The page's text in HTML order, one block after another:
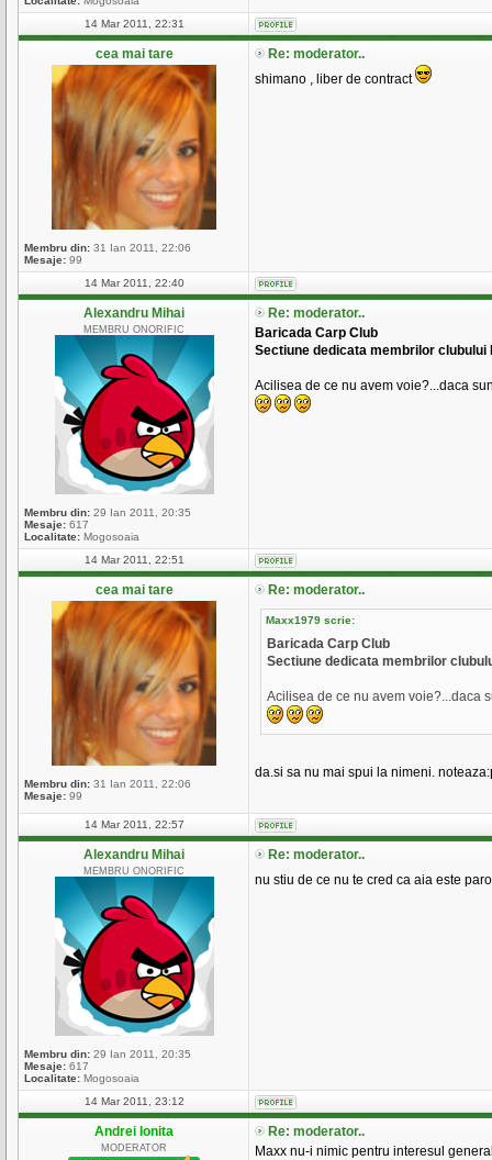
14 Mar 2011, 22:31
cea mai tare
Membru din: 31 Ian 2011, 22:06
Mesaje: 99
Re: moderator..
shimano , liber de contract
14 Mar 2011, 22:40
Alexandru Mihai
MEMBRU ONORIFIC
Membru din: 29 Ian 2011, 20:35
Mesaje: 617
Localitate: Mogosoaia
Re: moderator..
Baricada Carp Club
Sectiune dedicata membrilor clubului
Acilisea de ce nu avem voie?...daca
14 Mar 2011, 22:51
cea mai tare
Membru din: 31 Ian 2011, 22:06
Mesaje: 99
Re: moderator..
Maxx1979 scrie:
Baricada Carp Club
Sectiune dedicata membrilor
Acilisea de ce nu avem voie?...daca
da.si sa nu mai spui la nimeni. noteaza:
14 Mar 2011, 22:57
Alexandru Mihai
MEMBRU ONORIFIC
Membru din: 29 Ian 2011, 20:35
Mesaje: 617
Localitate: Mogosoaia
Re: moderator..
nu stiu de ce nu te cred ca aia este
14 Mar 2011, 23:12
Andrei Ionita
MODERATOR
Re: moderator..
Maxx nu-i nimic pentru interesul